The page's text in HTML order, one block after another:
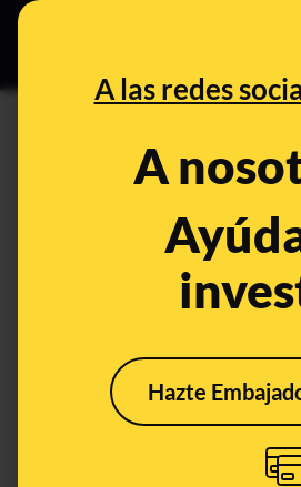
A las redes
A
Hazte
Cómo evitar que te